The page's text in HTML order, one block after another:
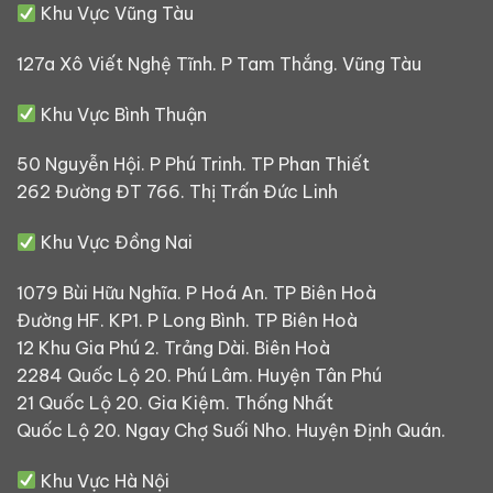
Khu Vực Vũng Tàu
127a Xô Viết Nghệ Tĩnh. P Tam Thắng. Vũng Tàu
Khu Vực Bình Thuận
50 Nguyễn Hội. P Phú Trinh. TP Phan Thiết
262 Đường ĐT 766. Thị Trấn Đức Linh
Khu Vực Đồng Nai
1079 Bùi Hữu Nghĩa. P Hoá An. TP Biên Hoà
Đường HF. KP1. P Long Bình. TP Biên Hoà
12 Khu Gia Phú 2. Trảng Dài. Biên Hoà
2284 Quốc Lộ 20. Phú Lâm. Huyện Tân Phú
21 Quốc Lộ 20. Gia Kiệm. Thống Nhất
Quốc Lộ 20. Ngay Chợ Suối Nho. Huyện Định Quán.
Khu Vực Hà Nội